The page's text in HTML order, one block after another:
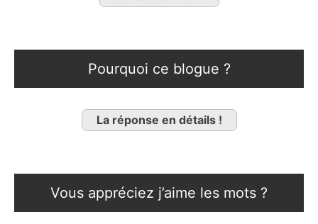
Pourquoi ce blogue ?
La réponse en détails !
Vous appréciez j’aime les mots ?